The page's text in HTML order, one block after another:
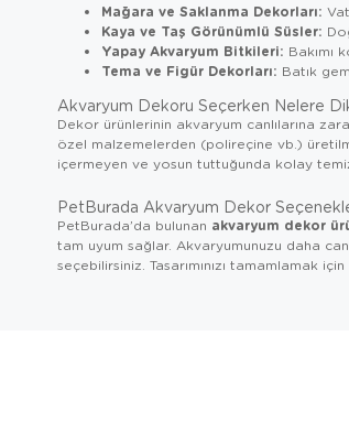
Mağara ve Saklanma Dekorları:
Kaya ve Taş Görünümlü Süsler:
Yapay Akvaryum Bitkileri: Bakımı
Tema ve Figür Dekorları: Batık
Akvaryum Dekoru Seçerken Nelere
Dekor ürünlerinin akvaryum canlılarına
özel malzemelerden (polireçine vb.)
içermeyen ve yosun tuttuğunda kolay
PetBurada Akvaryum Dekor
PetBurada’da bulunan akvaryum dekor
tam uyum sağlar. Akvaryumunuzu daha
seçebilirsiniz. Tasarımınızı tamamlamak için